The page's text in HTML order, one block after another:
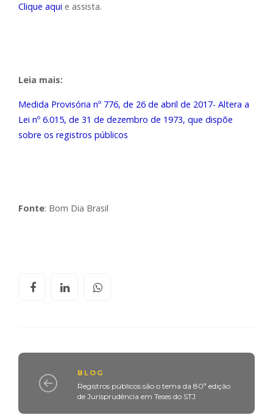
Clique aqui e assista.
Leia mais:
Medida Provisória nº 776, de 26 de abril de 2017- Altera a
Lei nº 6.015, de 31 de dezembro de 1973, que dispõe
sobre os registros públicos
Fonte: Bom Dia Brasil
BLOG
Registros públicos são o tema da 80ª edição
de Jurisprudência em Teses do STJ